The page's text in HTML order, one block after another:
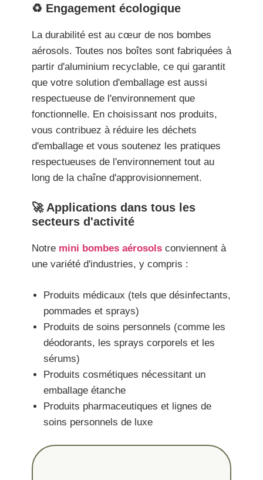
♻️ Engagement écologique
La durabilité est au cœur de nos bombes
aérosols. Toutes nos boîtes sont fabriquées à
partir d'aluminium recyclable, ce qui garantit
que votre solution d'emballage est aussi
respectueuse de l'environnement que
fonctionnelle. En choisissant nos produits,
vous contribuez à réduire les déchets
d'emballage et vous soutenez les pratiques
respectueuses de l'environnement tout au
long de la chaîne d'approvisionnement.
🚀 Applications dans tous les
secteurs d'activité
Notre mini bombes aérosols conviennent à
une variété d'industries, y compris :
Produits médicaux (tels que désinfectants,
pommades et sprays)
Produits de soins personnels (comme les
déodorants, les sprays corporels et les
sérums)
Produits cosmétiques nécessitant un
emballage étanche
Produits pharmaceutiques et lignes de
soins personnels de luxe